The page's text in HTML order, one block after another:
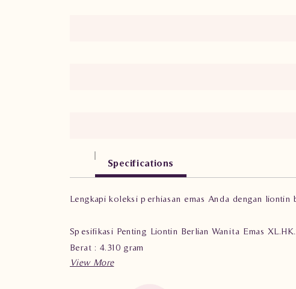
Specifications
Lengkapi koleksi perhiasan emas Anda dengan
Spesifikasi Penting Liontin Berlian Wanita Emas
Berat : 4.310 gram
Jumlah Berlian : 23 buah